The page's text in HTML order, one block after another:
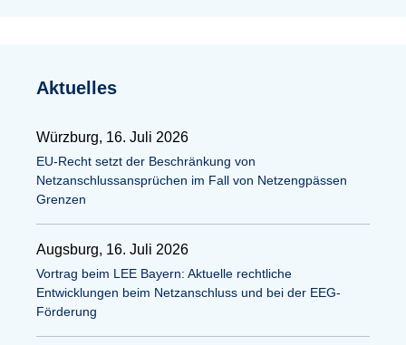
Aktuelles
Würzburg, 16. Juli 2026
EU-Recht setzt der Beschränkung von
Netzanschlussansprüchen im Fall von Netzengpässen
Grenzen
Augsburg, 16. Juli 2026
Vortrag beim LEE Bayern: Aktuelle rechtliche
Entwicklungen beim Netzanschluss und bei der EEG-
Förderung